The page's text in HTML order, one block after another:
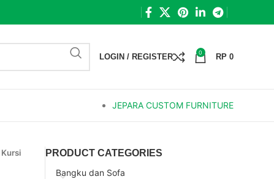
LOGIN / REGISTER 0 RP 0
JEPARA CUSTOM FURNITURE
Kursi
PRODUCT CATEGORIES
Bangku dan Sofa